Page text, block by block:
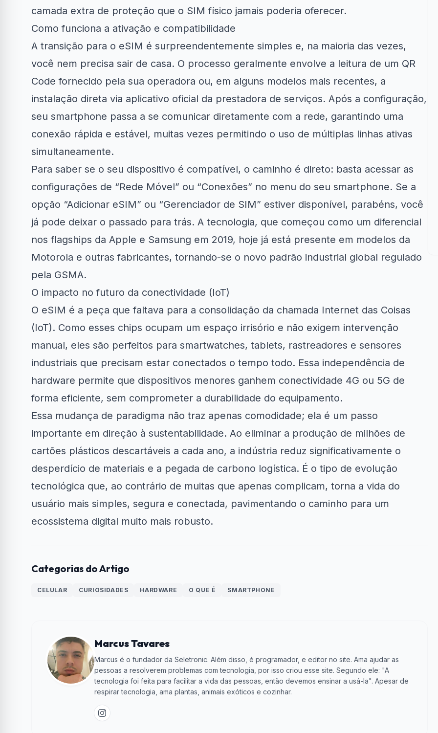
camada extra de proteção que o SIM físico jamais poderia oferecer.
Como funciona a ativação e compatibilidade
A transição para o eSIM é surpreendentemente simples e, na maioria das vezes,
você nem precisa sair de casa. O processo geralmente envolve a leitura de um QR
Code fornecido pela sua operadora ou, em alguns modelos mais recentes, a
instalação direta via aplicativo oficial da prestadora de serviços. Após a configuração,
seu smartphone passa a se comunicar diretamente com a rede, garantindo uma
conexão rápida e estável, muitas vezes permitindo o uso de múltiplas linhas ativas
simultaneamente.
Para saber se o seu dispositivo é compatível, o caminho é direto: basta acessar as
configurações de “Rede Móvel” ou “Conexões” no menu do seu smartphone. Se a
opção “Adicionar eSIM” ou “Gerenciador de SIM” estiver disponível, parabéns, você
já pode deixar o passado para trás. A tecnologia, que começou como um diferencial
nos flagships da Apple e Samsung em 2019, hoje já está presente em modelos da
Motorola e outras fabricantes, tornando-se o novo padrão industrial global regulado
pela GSMA.
O impacto no futuro da conectividade (IoT)
O eSIM é a peça que faltava para a consolidação da chamada Internet das Coisas
(IoT). Como esses chips ocupam um espaço irrisório e não exigem intervenção
manual, eles são perfeitos para smartwatches, tablets, rastreadores e sensores
industriais que precisam estar conectados o tempo todo. Essa independência de
hardware permite que dispositivos menores ganhem conectividade 4G ou 5G de
forma eficiente, sem comprometer a durabilidade do equipamento.
Essa mudança de paradigma não traz apenas comodidade; ela é um passo
importante em direção à sustentabilidade. Ao eliminar a produção de milhões de
cartões plásticos descartáveis a cada ano, a indústria reduz significativamente o
desperdício de materiais e a pegada de carbono logística. É o tipo de evolução
tecnológica que, ao contrário de muitas que apenas complicam, torna a vida do
usuário mais simples, segura e conectada, pavimentando o caminho para um
ecossistema digital muito mais robusto.
Categorias do Artigo
CELULAR CURIOSIDADES HARDWARE O QUE É SMARTPHONE
Marcus Tavares
Marcus é o fundador da Seletronic. Além disso, é programador, e editor no site. Ama ajudar as
pessoas a resolverem problemas com tecnologia, por isso criou esse site. Segundo ele: "A
tecnologia foi feita para facilitar a vida das pessoas, então devemos ensinar a usá-la". Apesar de
respirar tecnologia, ama plantas, animais exóticos e cozinhar.